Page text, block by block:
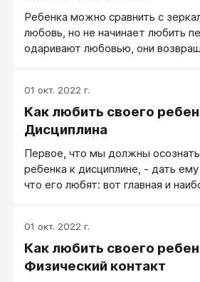
Ребенка можно сравнить с
любовь, но не начинает любить
одаривают любовью, они
обусловленная любовь и
зависимости от тех или иных
в наши дни не чувствуют, что
которые в самом деле не любят
что это не просто
подумав, покачать головой: «Как
01 окт. 2022 г.
Как любить своего
Дисциплина
Первое, что мы должны
ребенка к дисциплине, - дать ему
что его любят: вот главная и
рассказывалось в этой работе, и
важный аспект дисциплины, и это
применять на практике
01 окт. 2022 г.
Как любить своего
Физический контакт